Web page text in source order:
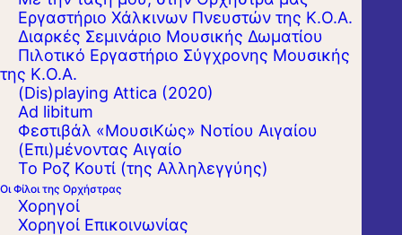
Εργαστήριo Χάλκινων Πνευστών της Κ.Ο.Α.
Διαρκές Σεμινάριο Μουσικής Δωματίου
Πιλοτικό Εργαστήριο Σύγχρονης Μουσικής
της Κ.Ο.Α.
(Dis)playing Attica (2020)
Ad libitum
Φεστιβάλ «ΜουσιΚώς» Νοτίου Αιγαίου
(Επι)μένοντας Αιγαίο
Το Ροζ Κουτί (της Αλληλεγγύης)
Οι Φίλοι της Ορχήστρας
Χορηγοί
Χορηγοί Επικοινωνίας
Η Κρατική Ορχήστρα Αθηνών υπό τη
διεύθυνση του παγκοσμίου φήμης
αρχιμουσικού Michel Plasson θα
παρουσιάσει έργα των Maurice Ravel και